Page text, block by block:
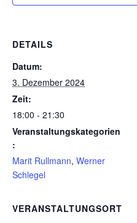
DETAILS
Datum:
3. Dezember 2024
Zeit:
18:00 - 21:30
Veranstaltungskategorien
:
Marit Rullmann, Werner
Schlegel
VERANSTALTUNGSORT